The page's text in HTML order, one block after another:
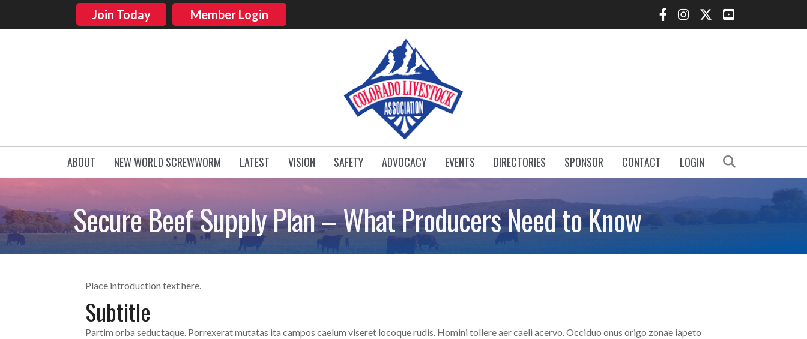
Join Today Member Login Facebook Icon
Instagram Icon
Twitter IconYouTube Icon
ABOUT NEW WORLD SCREWWORM LATEST VISION SAFETY ADVOCACY EVENTS DIRECTORIES SPONSOR CONTACT LOGIN
Secure Beef Supply Plan – What Producers Need to Know
Place introduction text here.
Subtitle
Partim orba seductaque. Porrexerat mutatas ita campos caelum viseret locoque rudis. Homini tollere aer caeli acervo. Occiduo onus origo zonae iapeto